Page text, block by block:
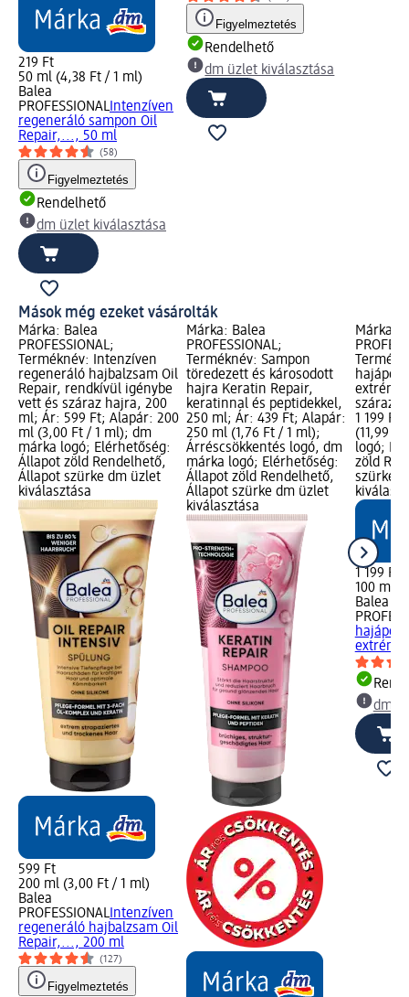
219 Ft
50 ml (4,38 Ft / 1 ml)
Balea
PROFESSIONALIntenzíven
regeneráló sampon Oil
Repair,..., 50 ml
(58)
Figyelmeztetés
Rendelhető
dm üzlet kiválasztása
Figyelmeztetés
Rendelhető
dm üzlet kiválasztása
Mások még ezeket vásárolták
Márka: Balea
PROFESSIONAL;
Terméknév: Intenzíven
regeneráló hajbalzsam Oil
Repair, rendkívül igénybe
vett és száraz hajra, 200
ml; Ár: 599 Ft; Alapár: 200
ml (3,00 Ft / 1 ml); dm
márka logó; Elérhetőség:
Állapot zöld Rendelhető,
Állapot szürke dm üzlet
kiválasztása
599 Ft
200 ml (3,00 Ft / 1 ml)
Balea
PROFESSIONALIntenzíven
regeneráló hajbalzsam Oil
Repair,..., 200 ml
(127)
Figyelmeztetés
Márka: Balea
PROFESSIONAL;
Terméknév: Sampon
töredezett és károsodott
hajra Keratin Repair,
keratinnal és peptidekkel,
250 ml; Ár: 439 Ft; Alapár:
250 ml (1,76 Ft / 1 ml);
Árréscsökkentés logó, dm
márka logó; Elérhetőség:
Állapot zöld Rendelhető,
Állapot szürke dm üzlet
kiválasztása
Márka:
extrém
száraz
1 199
(11,99
logó;
zöld
szürke
1 199 Ft
100 ml
Balea
dm